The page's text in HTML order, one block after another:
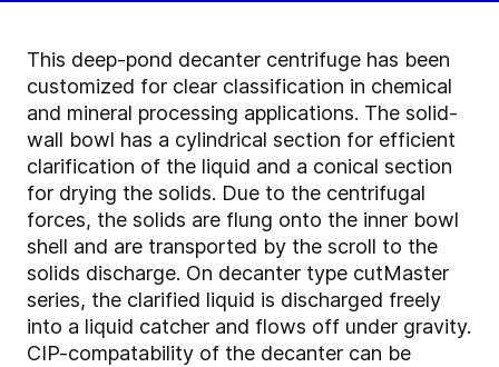
This deep-pond decanter centrifuge has been
customized for clear classification in chemical
and mineral processing applications. The solid-
wall bowl has a cylindrical section for efficient
clarification of the liquid and a conical section
for drying the solids. Due to the centrifugal
forces, the solids are flung onto the inner bowl
shell and are transported by the scroll to the
solids discharge. On decanter type cutMaster
series, the clarified liquid is discharged freely
into a liquid catcher and flows off under gravity.
CIP-compatability of the decanter can be